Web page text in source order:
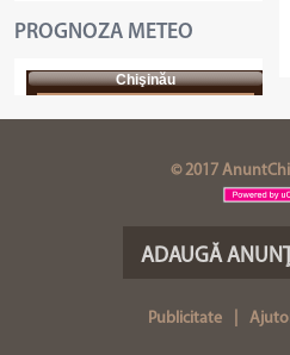
PROGNOZA METEO
Chişinău
© 2017
ADAUGĂ
Publicitate